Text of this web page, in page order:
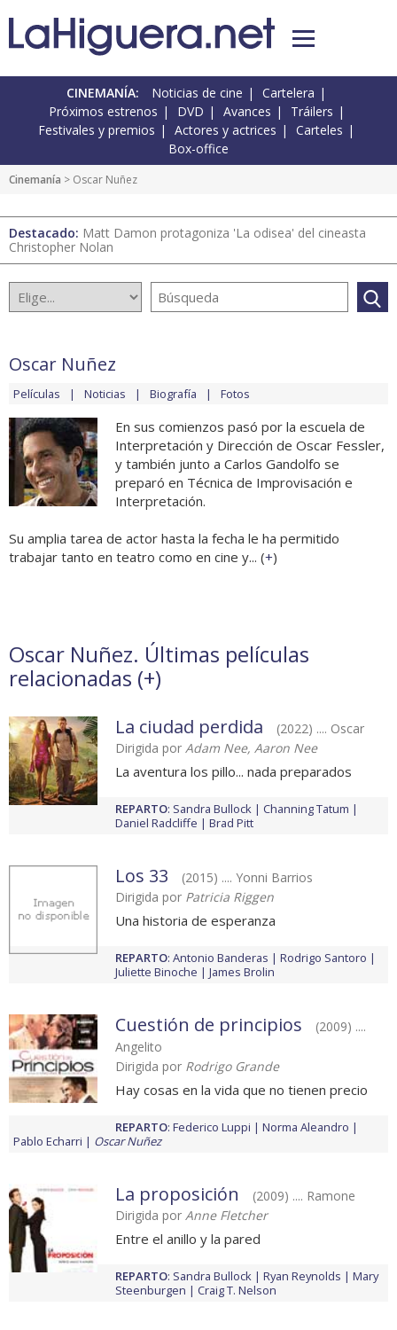
CINEMANÍA: Noticias de cine
Cartelera
Próximos estrenos
DVD Avances
Tráilers
Festivales y premios
Actores y actrices
Carteles
Box-office
Cinemanía > Oscar Nuñez
Destacado: Matt Damon protagoniza 'La odisea' del cineasta
Christopher Nolan
Oscar Nuñez
Películas Noticias Biografía Fotos
En sus comienzos pasó por la escuela de
Interpretación y Dirección de Oscar Fessler,
y también junto a Carlos Gandolfo se
preparó en Técnica de Improvisación e
Interpretación.
Su amplia tarea de actor hasta la fecha le ha permitido
trabajar tanto en teatro como en cine y... (+)
Oscar Nuñez. Últimas películas
relacionadas (+)
La ciudad perdida
(2022) .... Oscar
Dirigida por Adam Nee, Aaron Nee
La aventura los pillo... nada preparados
REPARTO: Sandra Bullock
Channing Tatum
Daniel Radcliffe
Brad Pitt
Los 33
(2015) .... Yonni Barrios
Dirigida por Patricia Riggen
Una historia de esperanza
REPARTO: Antonio Banderas
Rodrigo Santoro
Juliette Binoche
James Brolin
Cuestión de principios
(2009) ....
Angelito
Dirigida por Rodrigo Grande
Hay cosas en la vida que no tienen precio
REPARTO: Federico Luppi
Norma Aleandro
Pablo Echarri
Oscar Nuñez
La proposición
(2009) .... Ramone
Dirigida por Anne Fletcher
Entre el anillo y la pared
REPARTO: Sandra Bullock Ryan Reynolds
Mary
Steenburgen
Craig T. Nelson